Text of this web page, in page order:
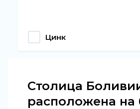
Цинк
Столица
расположена на